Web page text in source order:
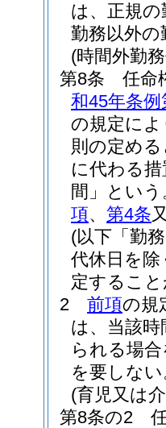
は、正規
勤務以外
(時間外勤
第8条
任命
和45年条
の規定に
則の定め
に代わる
間」という
項、 第4条
(以下「勤
代休日を除
定するこ
2
前項の規
は、当該
られる場
を要しな
(育児又は
第8条の2